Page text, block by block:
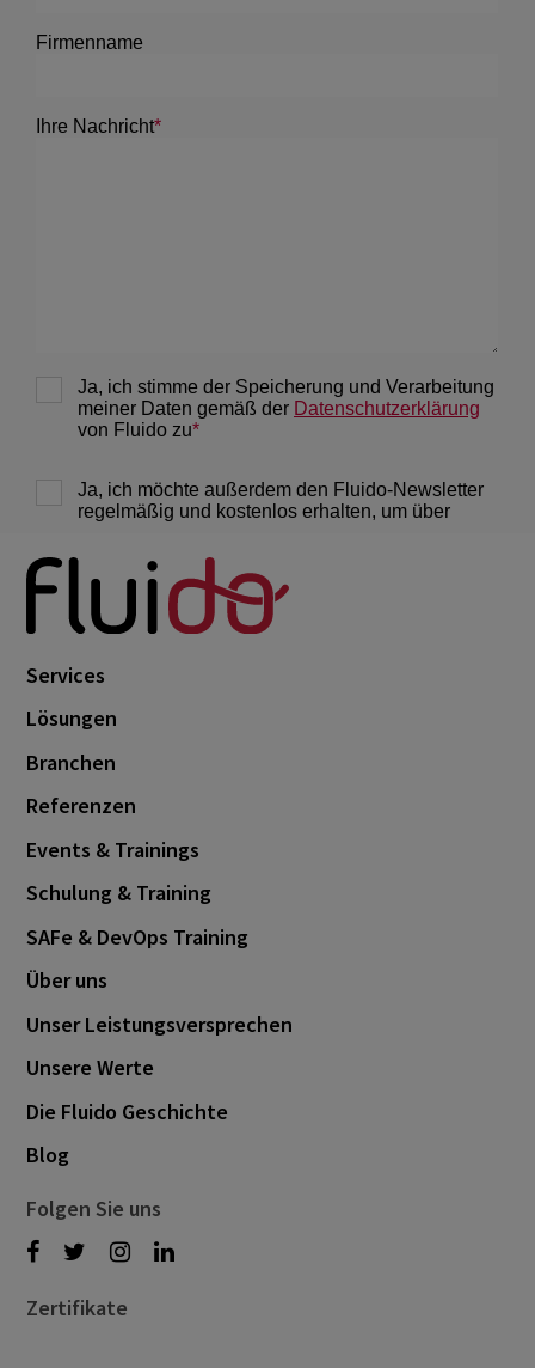
Services
Lösungen
Branchen
Referenzen
Events & Trainings
Schulung & Training
SAFe & DevOps Training
Über uns
Unser Leistungsversprechen
Unsere Werte
Die Fluido Geschichte
Blog
Folgen Sie uns
Zertifikate